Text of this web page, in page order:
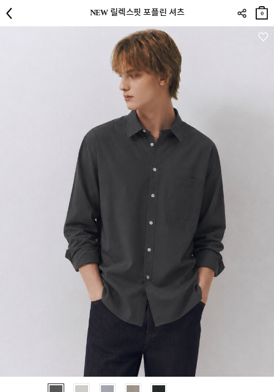
NEW 릴렉스핏 포플린 셔츠
장바
구니
0